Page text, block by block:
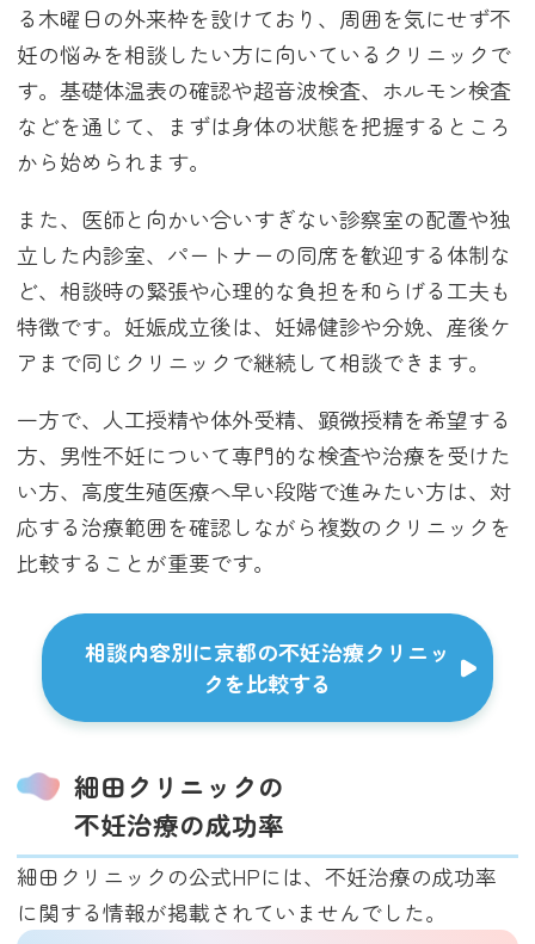
る木曜日の外来枠を設けており、周囲を気にせず不
妊の悩みを相談したい方に向いているクリニックで
す。基礎体温表の確認や超音波検査、ホルモン検査
などを通じて、まずは身体の状態を把握するところ
から始められます。
また、医師と向かい合いすぎない診察室の配置や独
立した内診室、パートナーの同席を歓迎する体制な
ど、相談時の緊張や心理的な負担を和らげる工夫も
特徴です。妊娠成立後は、妊婦健診や分娩、産後ケ
アまで同じクリニックで継続して相談できます。
一方で、人工授精や体外受精、顕微授精を希望する
方、男性不妊について専門的な検査や治療を受けた
い方、高度生殖医療へ早い段階で進みたい方は、対
応する治療範囲を確認しながら複数のクリニックを
比較することが重要です。
相談内容別に京都の不妊治療クリニッ
クを比較する
細田クリニックの
不妊治療の成功率
細田クリニックの公式HPには、不妊治療の成功率
に関する情報が掲載されていませんでした。